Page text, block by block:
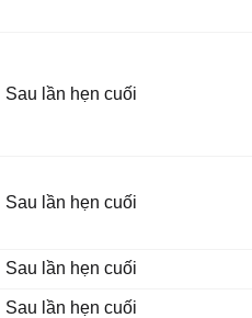
Sau lần hẹn cuối
Sau lần hẹn cuối
Sau lần hẹn cuối
Sau lần hẹn cuối